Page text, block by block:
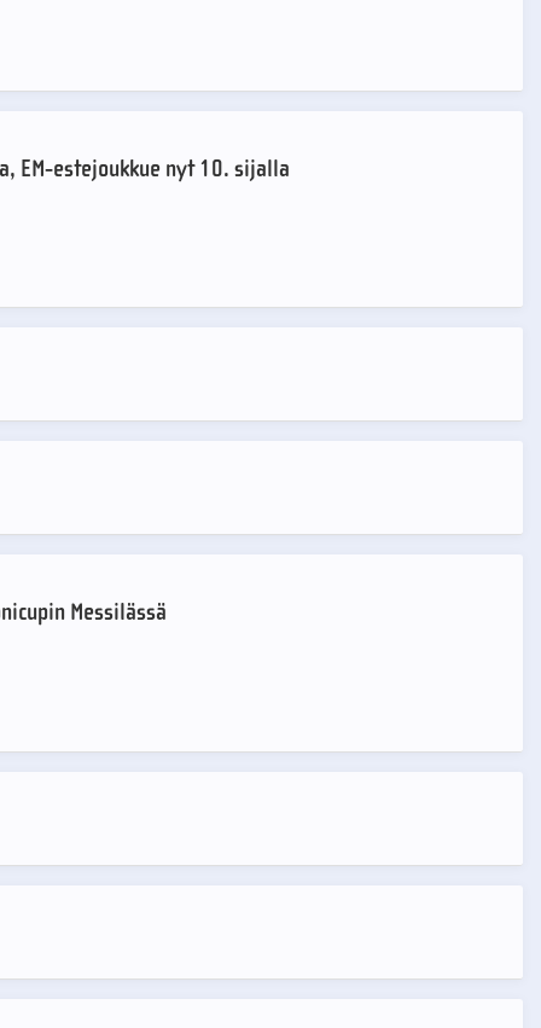
EM-estejoukkue nyt 10. sijalla
Messilässä